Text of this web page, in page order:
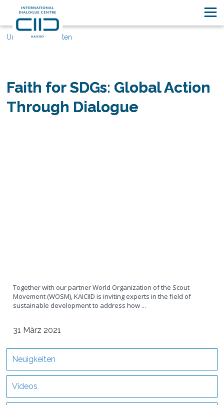
Unsere Geschichten
Faith for SDGs: Global Action
Through Dialogue
Together with our partner World Organization of the Scout
Movement (WOSM), KAICIID is inviting experts in the field of
sustainable development to address how ...
31 März 2021
Neuigkeiten
Videos